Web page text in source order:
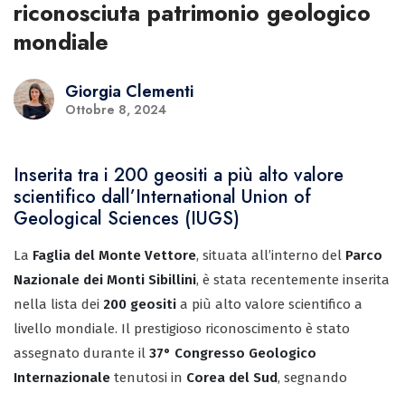
riconosciuta patrimonio geologico
mondiale
Giorgia Clementi
Ottobre 8, 2024
Inserita tra i 200 geositi a più alto valore
scientifico dall’International Union of
Geological Sciences (IUGS)
La Faglia del Monte Vettore, situata all’interno del Parco
Nazionale dei Monti Sibillini, è stata recentemente inserita
nella lista dei 200 geositi a più alto valore scientifico a
livello mondiale. Il prestigioso riconoscimento è stato
assegnato durante il 37° Congresso Geologico
Internazionale tenutosi in Corea del Sud, segnando